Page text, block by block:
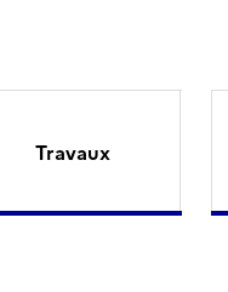
Travaux